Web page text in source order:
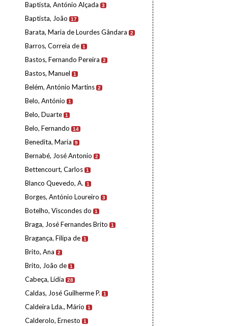
Baptista, António Alçada 3
Baptista, João 17
Barata, Maria de Lourdes Gândara 2
Barros, Correia de 1
Bastos, Fernando Pereira 2
Bastos, Manuel 1
Belém, António Martins 2
Belo, António 1
Belo, Duarte 1
Belo, Fernando 14
Benedita, Maria 9
Bernabé, José Antonio 2
Bettencourt, Carlos 1
Blanco Quevedo, A. 1
Borges, António Loureiro 3
Botelho, Viscondes do 1
Braga, José Fernandes Brito 1
Bragança, Filipa de 1
Brito, Ana 2
Brito, João de 1
Cabeça, Lídia 28
Caldas, José Guilherme P. 1
Caldeira Lda., Mário 1
Calderolo, Ernesto 1